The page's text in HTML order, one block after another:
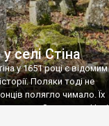
селі Стіна
у 1651 році є відомим
Поляки тоді не
полягло чимало. Їх
Замковим. Нині